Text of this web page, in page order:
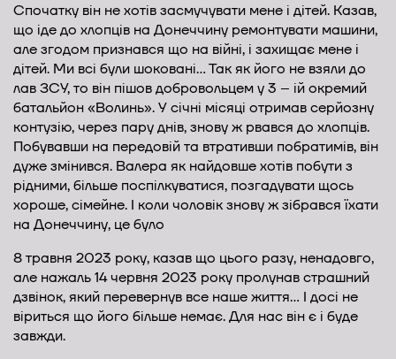
Спочатку він не хотів засмучувати мене і дітей. Казав,
що іде до хлопців на Донеччину ремонтувати машини,
але згодом признався що на війні, і захищає мене і
дітей. Ми всі були шоковані… Так як його не взяли до
лав ЗСУ, то він пішов добровольцем у 3 – ій окремий
батальйон «Волинь». У січні місяці отримав серйозну
контузію, через пару днів, знову ж рвався до хлопців.
Побувавши на передовій та втративши побратимів, він
дуже змінився. Валера як найдовше хотів побути з
рідними, більше поспілкуватися, позгадувати щось
хороше, сімейне. І коли чоловік знову ж зібрався їхати
на Донеччину, це було
8 травня 2023 року, казав що цього разу, ненадовго,
але нажаль 14 червня 2023 року пролунав страшний
дзвінок, який перевернув все наше життя… І досі не
віриться що його більше немає. Для нас він є і буде
завжди.